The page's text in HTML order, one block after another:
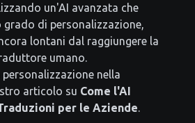
un'AI avanzata che
grado di personalizzazione,
lontani dal raggiungere la
umano.
nella
articolo su Come l'AI
per le Aziende